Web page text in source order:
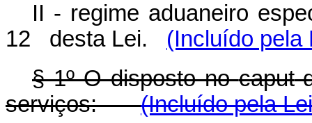
II - regime aduaneiro
12 desta Lei. (Incluído pela
§ 1º O disposto nocaput
serviços:(Incluído pela